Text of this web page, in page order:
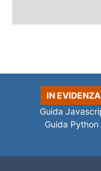
IN EVIDENZA
Guida
Guida Python